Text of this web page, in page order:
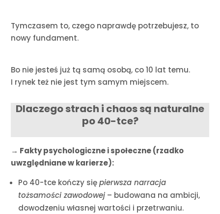
Tymczasem to, czego naprawdę potrzebujesz, to
nowy fundament.
Bo nie jesteś już tą samą osobą, co 10 lat temu.
I rynek też nie jest tym samym miejscem.
Dlaczego strach i chaos są naturalne
po 40-tce?
→ Fakty psychologiczne i społeczne (rzadko
uwzględniane w karierze):
Po 40-tce kończy siępierwsza narracja
tożsamości zawodowej – budowana na ambicji,
dowodzeniu własnej wartości i przetrwaniu.